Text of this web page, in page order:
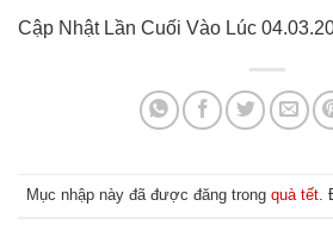
Cập Nhật Lần Cuối Vào Lúc
Mục nhập này đã được đăng trong quà tết.